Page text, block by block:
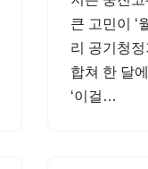
큰 고민이 ‘
리 공기청
합쳐 한 달
‘이걸…